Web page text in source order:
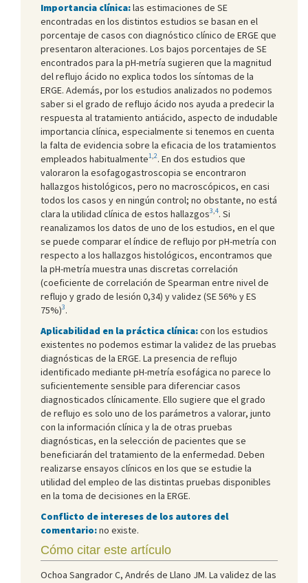
Importancia clínica:las estimaciones de SE
encontradas en los distintos estudios se basan en el
porcentaje de casos con diagnóstico clínico de ERGE que
presentaron alteraciones. Los bajos porcentajes de SE
encontrados para la pH-metría sugieren que la magnitud
del reflujo ácido no explica todos los síntomas de la
ERGE. Además, por los estudios analizados no podemos
saber si el grado de reflujo ácido nos ayuda a predecir la
respuesta al tratamiento antiácido, aspecto de indudable
importancia clínica, especialmente si tenemos en cuenta
la falta de evidencia sobre la eficacia de los tratamientos
empleados habitualmente1,2. En dos estudios que
valoraron la esofagogastroscopia se encontraron
hallazgos histológicos, pero no macroscópicos, en casi
todos los casos y en ningún control; no obstante, no está
clara la utilidad clínica de estos hallazgos3,4. Si
reanalizamos los datos de uno de los estudios, en el que
se puede comparar el índice de reflujo por pH-metría con
respecto a los hallazgos histológicos, encontramos que
la pH-metría muestra unas discretas correlación
(coeficiente de correlación de Spearman entre nivel de
reflujo y grado de lesión 0,34) y validez (SE 56% y ES
75%)3.
Aplicabilidad en la práctica clínica:con los estudios
existentes no podemos estimar la validez de las pruebas
diagnósticas de la ERGE. La presencia de reflujo
identificado mediante pH-metría esofágica no parece lo
suficientemente sensible para diferenciar casos
diagnosticados clínicamente. Ello sugiere que el grado
de reflujo es solo uno de los parámetros a valorar, junto
con la información clínica y la de otras pruebas
diagnósticas, en la selección de pacientes que se
beneficiarán del tratamiento de la enfermedad. Deben
realizarse ensayos clínicos en los que se estudie la
utilidad del empleo de las distintas pruebas disponibles
en la toma de decisiones en la ERGE.
Conflicto de intereses de los autores del
comentario:no existe.
Cómo citar este artículo
Ochoa Sangrador C, Andrés de Llano JM. La validez de las